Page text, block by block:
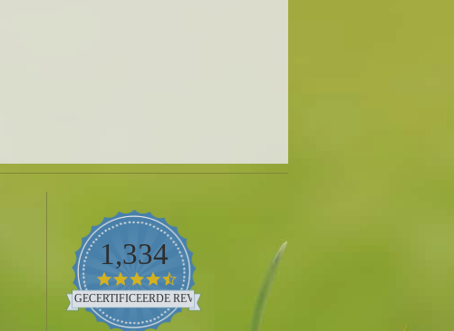
1,334
4.5
star
rating
GECERTIFICEERDE REVIEWS